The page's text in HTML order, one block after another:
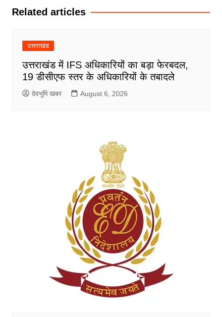
Related articles
उत्तराखंड
उत्तराखंड में IFS अधिकारियों का बड़ा फेरबदल,
19 डीसीएफ स्तर के अधिकारियों के तबादले
देवभूमि खबर August 6, 2026